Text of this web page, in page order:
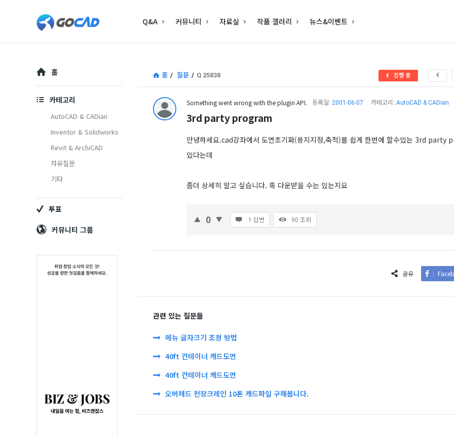
캐
–
캐
(CAD)
중
심
캐
드
(CAD)
Q&A 커뮤니티 자료실 작품 갤러리 뉴스&이벤트
홈 / 질문 / Q 25838 진행 중
Something went wrong with the plugin API. 등록일: 2001-06-07 카테고리: AutoCAD & CADian
3rd party program
안녕하세요.cad강좌에서 도면초기화(용지지정,축척)를 쉽게 한번에 할수있는 3rd party
있다는데
좀더 상세히 알고 싶습니다. 혹 다운받을 수는 있는지요
0 1 답변 90 조회
공유
관련 있는 질문들
메뉴 글자크기 조정 방법
40ft 컨테이너 캐드도면
40ft 컨테이너 캐드도면
오버헤드 천장크레인 10톤 캐드파일 구해봅니다.
Explore
홈
카테고리
AutoCAD & CADian
Inventor & Solidworks
Revit & ArchiCAD
자유질문
기타
투표
커뮤니티 그룹